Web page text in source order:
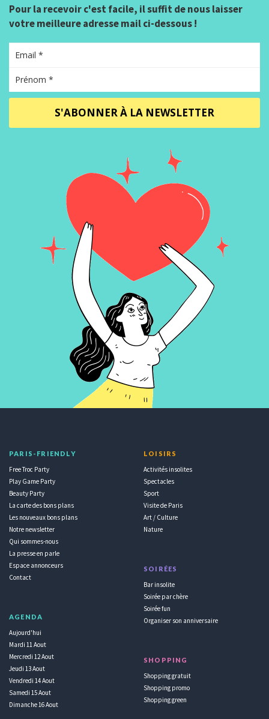
Pour la recevoir c'est facile, il suffit de nous laisser
votre meilleure adresse mail ci-dessous !
S'ABONNER À LA NEWSLETTER
PARIS-FRIENDLY
Free Troc Party
Play Game Party
Beauty Party
La carte des bons plans
Les nouveaux bons plans
Notre newsletter
Qui sommes-nous
La presse en parle
Espace annonceurs
Contact
AGENDA
Aujourd'hui
Mardi 11 Aout
Mercredi 12 Aout
Jeudi 13 Aout
Vendredi 14 Aout
Samedi 15 Aout
Dimanche 16 Aout
LOISIRS
Activités insolites
Spectacles
Sport
Visite de Paris
Art / Culture
Nature
SOIRÉES
Bar insolite
Soirée par chère
Soirée fun
Organiser son anniversaire
SHOPPING
Shopping gratuit
Shopping promo
Shopping green